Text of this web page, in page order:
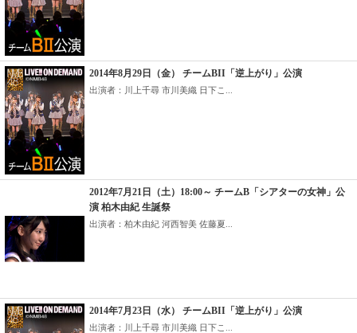
2014年8月29日（金） チームBII「逆上がり」公演
出演者：川上千尋 市川美織 日下こ...
2012年7月21日（土）18:00～ チームB「シアターの女神」公
演 柏木由紀 生誕祭
出演者：柏木由紀 河西智美 佐藤夏...
2014年7月23日（水） チームBII「逆上がり」公演
出演者：川上千尋 市川美織 日下こ...